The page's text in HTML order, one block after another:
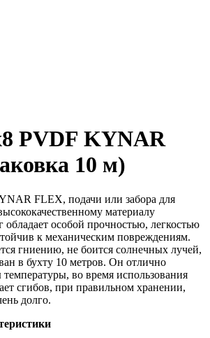
PVDF KYNAR
10 м)
FLEX, подачи или забора для
материалу
обладает особой прочностью, легкостью
к механическим повреждениям.
гниению, не боится солнечных лучей,
в бухту 10 метров. Он отлично
во время использования
сгибов, при правильном хранении,
долго.